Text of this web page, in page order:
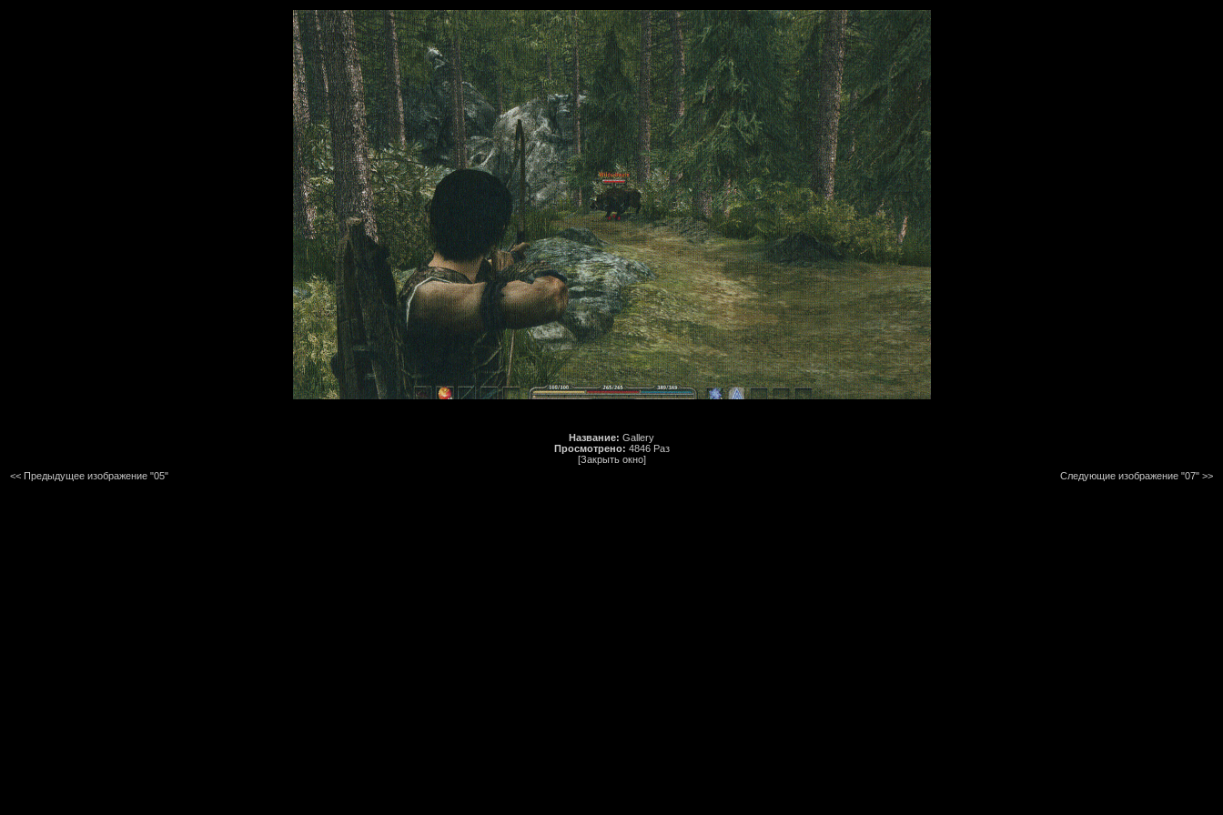
Название: Gallery
Просмотрено: 4846 Раз
[Закрыть окно]
<< Предыдущее изображение "05"
Следующие изображение "07" >>